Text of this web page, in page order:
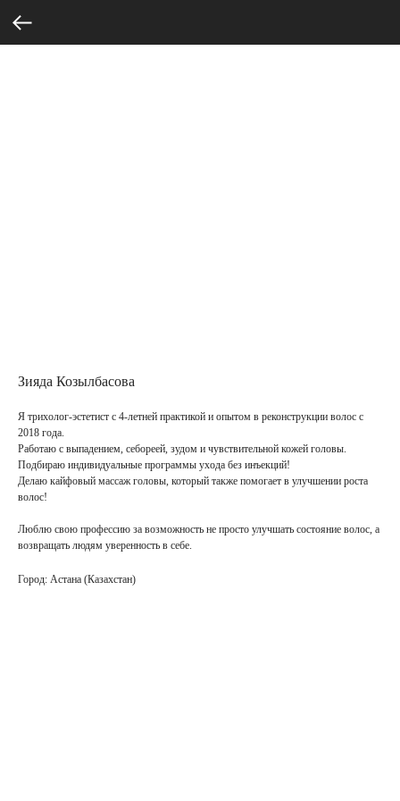
Зияда Козылбасова
Я трихолог-эстетист с 4-летней практикой и опытом в реконструкции волос с
2018 года.
Работаю с выпадением, себореей, зудом и чувствительной кожей головы.
Подбираю индивидуальные программы ухода без инъекций!
Делаю кайфовый массаж головы, который также помогает в улучшении роста
волос!
Люблю свою профессию за возможность не просто улучшать состояние волос, а
возвращать людям уверенность в себе.
Город: Астана (Казахстан)